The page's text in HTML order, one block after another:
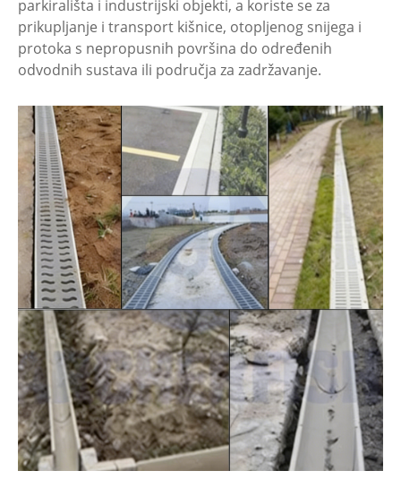
parkirališta i industrijski objekti, a koriste se za
prikupljanje i transport kišnice, otopljenog snijega i
protoka s nepropusnih površina do određenih
odvodnih sustava ili područja za zadržavanje.